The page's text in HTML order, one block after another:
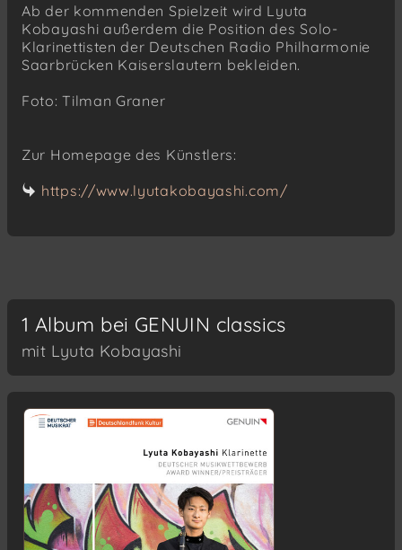
Ab der kommenden Spielzeit wird Lyuta
Kobayashi außerdem die Position des Solo-
Klarinettisten der Deutschen Radio Philharmonie
Saarbrücken Kaiserslautern bekleiden.
Foto: Tilman Graner
Zur Homepage des Künstlers:
https://www.lyutakobayashi.com/
1 Album bei GENUIN classics
mit Lyuta Kobayashi